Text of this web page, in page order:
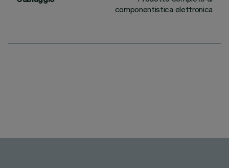
componentistica elettronica